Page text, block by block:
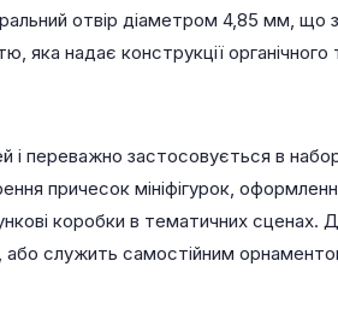
отвір діаметром 4,85 мм, що
яка надає конструкції органічного
і переважно застосовується в
причесок мініфігурок,
коробки в тематичних сценах.
служить самостійним орнаментом